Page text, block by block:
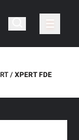
XPERT FDE